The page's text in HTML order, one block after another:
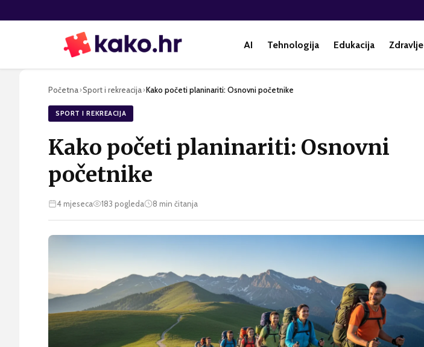
AI Tehnologija Edukacija Zdravlje
Početna›Sport i rekreacija›Kako početi planinariti: Osnovni početnike
SPORT I REKREACIJA
Kako početi planinariti: Osnovni
početnike
4 mjeseca 183 pogleda 8 min čitanja